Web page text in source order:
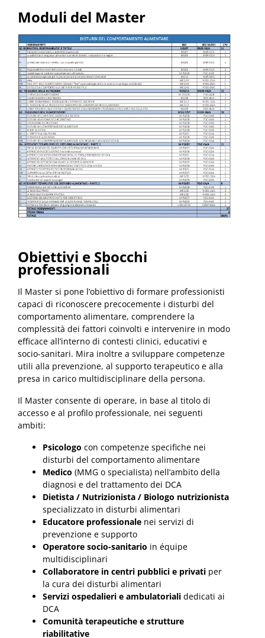
Moduli del Master
Obiettivi e Sbocchi
professionali
Il Master si pone l’obiettivo di formare professionisti
capaci di riconoscere precocemente i disturbi del
comportamento alimentare, comprendere la
complessità dei fattori coinvolti e intervenire in modo
efficace all’interno di contesti clinici, educativi e
socio-sanitari. Mira inoltre a sviluppare competenze
utili alla prevenzione, al supporto terapeutico e alla
presa in carico multidisciplinare della persona.
Il Master consente di operare, in base al titolo di
accesso e al profilo professionale, nei seguenti
ambiti:
Psicologo con competenze specifiche nei
disturbi del comportamento alimentare
Medico (MMG o specialista) nell’ambito della
diagnosi e del trattamento dei DCA
Dietista / Nutrizionista / Biologo nutrizionista
specializzato in disturbi alimentari
Educatore professionale nei servizi di
prevenzione e supporto
Operatore socio-sanitario in équipe
multidisciplinari
Collaboratore in centri pubblici e privati per
la cura dei disturbi alimentari
Servizi ospedalieri e ambulatoriali dedicati ai
DCA
Comunità terapeutiche e strutture
riabilitative